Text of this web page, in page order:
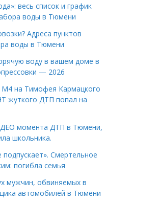
весь список и график
воды в Тюмени
Адреса пунктов
воды в Тюмени
воду в вашем доме в
— 2026
M4 на Тимофея Кармацкого
жуткого ДТП попал на
момента ДТП в Тюмени,
школьника.
подпускает». Смертельное
погибла семья
мужчин, обвиняемых в
автомобилей в Тюмени